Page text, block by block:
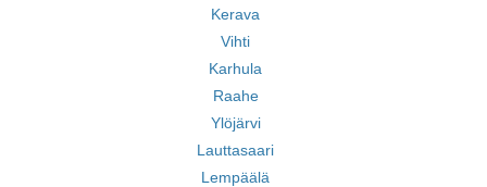
Kerava
Vihti
Karhula
Raahe
Ylöjärvi
Lauttasaari
Lempäälä